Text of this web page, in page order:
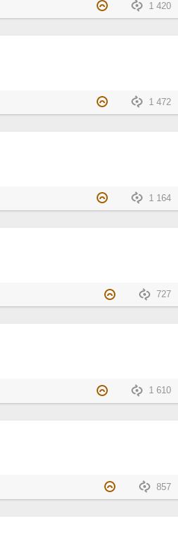
1 420
1 472
1 164
727
1 610
857